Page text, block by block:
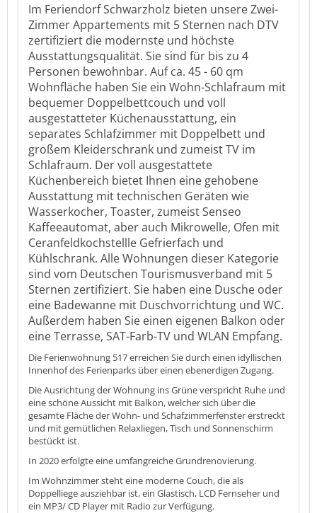
Im Feriendorf Schwarzholz bieten unsere Zwei-
Zimmer Appartements mit 5 Sternen nach DTV
zertifiziert die modernste und höchste
Ausstattungsqualität. Sie sind für bis zu 4
Personen bewohnbar. Auf ca. 45 - 60 qm
Wohnfläche haben Sie ein Wohn-Schlafraum mit
bequemer Doppelbettcouch und voll
ausgestatteter Küchenausstattung, ein
separates Schlafzimmer mit Doppelbett und
großem Kleiderschrank und zumeist TV im
Schlafraum. Der voll ausgestattete
Küchenbereich bietet Ihnen eine gehobene
Ausstattung mit technischen Geräten wie
Wasserkocher, Toaster, zumeist Senseo
Kaffeeautomat, aber auch Mikrowelle, Ofen mit
Ceranfeldkochstellle Gefrierfach und
Kühlschrank. Alle Wohnungen dieser Kategorie
sind vom Deutschen Tourismusverband mit 5
Sternen zertifiziert. Sie haben eine Dusche oder
eine Badewanne mit Duschvorrichtung und WC.
Außerdem haben Sie einen eigenen Balkon oder
eine Terrasse, SAT-Farb-TV und WLAN Empfang.
Die Ferienwohnung 517 erreichen Sie durch einen idyllischen
Innenhof des Ferienparks über einen ebenerdigen Zugang.
Die Ausrichtung der Wohnung ins Grüne verspricht Ruhe und
eine schöne Aussicht mit Balkon, welcher sich über die
gesamte Fläche der Wohn- und Schafzimmerfenster erstreckt
und mit gemütlichen Relaxliegen, Tisch und Sonnenschirm
bestückt ist.
In 2020 erfolgte eine umfangreiche Grundrenovierung.
Im Wohnzimmer steht eine moderne Couch, die als
Doppelliege ausziehbar ist, ein Glastisch, LCD Fernseher und
ein MP3/ CD Player mit Radio zur Verfügung.